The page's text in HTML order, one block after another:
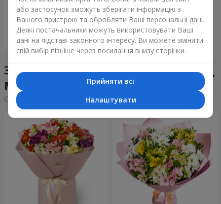
7 229 грн
Замовити
Збірні букети у місті
Машевка
Сортування: дорожче
або застосунок зможуть зберігати інформацію з
Вашого пристрою та обробляти Ваші персональні дані.
Деякі постачальники можуть використовувати Ваші
дані на підставі законного інтересу. Ви можете змінити
свій вибір пізніше через посилання внизу сторінки.
Прийняти всі
Налаштувати